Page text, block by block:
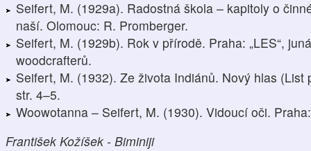
Seifert, M. (1929a). Radostná škola – kapitoly o
naší. Olomouc: R. Promberger.
Seifert, M. (1929b). Rok v přírodě. Praha: „LES“,
woodcrafterů.
Seifert, M. (1932). Ze života Indiánů. Nový hlas
str. 4–5.
Woowotanna – Seifert, M. (1930). Vidoucí oči.
František Kožíšek - Biminiji